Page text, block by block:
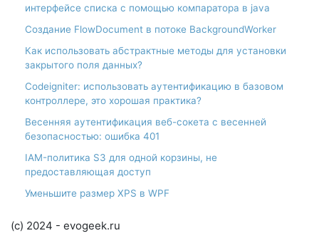
интерфейсе списка с помощью компаратора в java
Создание FlowDocument в потоке BackgroundWorker
Как использовать абстрактные методы для установки
закрытого поля данных?
Codeigniter: использовать аутентификацию в базовом
контроллере, это хорошая практика?
Весенняя аутентификация веб-сокета с весенней
безопасностью: ошибка 401
IAM-политика S3 для одной корзины, не
предоставляющая доступ
Уменьшите размер XPS в WPF
(c) 2024 - evogeek.ru